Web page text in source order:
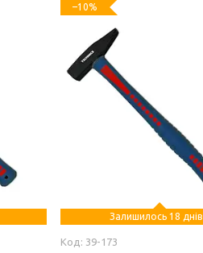
–10%
Залишилось 18 днів
39-173